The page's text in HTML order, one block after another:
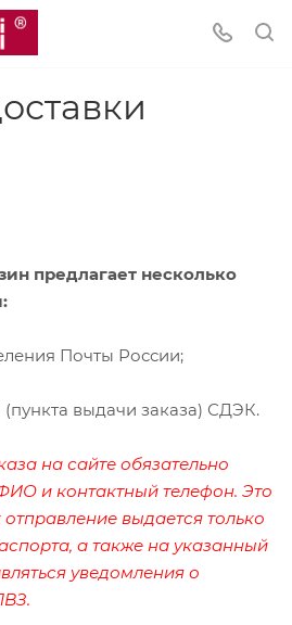
предлагает несколько
Почты России;
выдачи заказа) СДЭК.
на сайте обязательно
и контактный телефон. Это
выдается только
а также на указанный
уведомления о